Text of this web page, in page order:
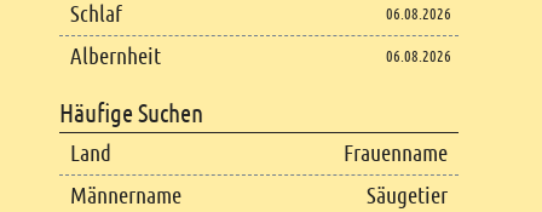
Schlaf 06.08.2026
Albernheit 06.08.2026
Häufige Suchen
Land
Frauenname
Männername
Säugetier